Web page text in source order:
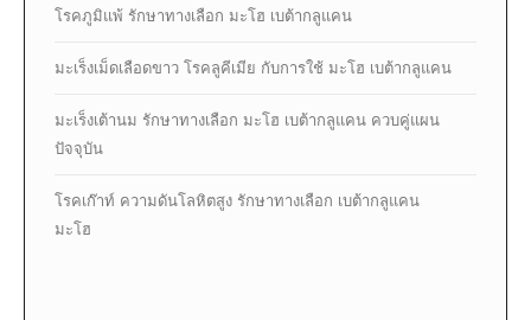
โรคภูมิแพ้ รักษาทางเลือก มะโฮ เบต้ากลูแคน
มะเร็งเม็ดเลือดขาว โรคลูคีเมีย กับการใช้ มะโฮ เบต้ากลูแคน
มะเร็งเต้านม รักษาทางเลือก มะโฮ เบต้ากลูแคน ควบคู่แผน
ปัจจุบัน
โรคเก๊าท์ ความดันโลหิตสูง รักษาทางเลือก เบต้ากลูแคน
มะโฮ